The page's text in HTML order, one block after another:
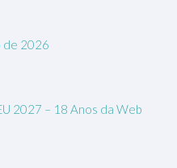
de 2026
2027 – 18 Anos da Web